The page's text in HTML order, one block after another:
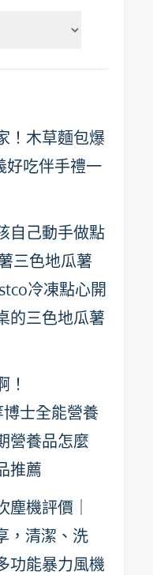
！木草麵包爆
好吃伴手禮一
自己動手做點
三色地瓜薯
冷凍點心開
的三色地瓜薯
！
博士全能營養
營養品怎麼
推薦
機評價｜
，清潔、洗
功能暴力風機